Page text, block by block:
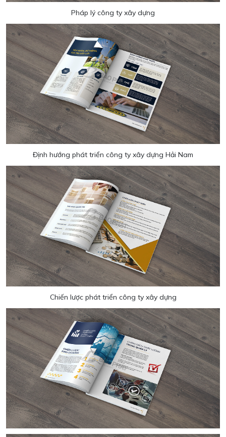
Pháp lý công ty xây dựng
Định hướng phát triển công ty xây dựng Hải Nam
Chiến lược phát triển công ty xây dựng